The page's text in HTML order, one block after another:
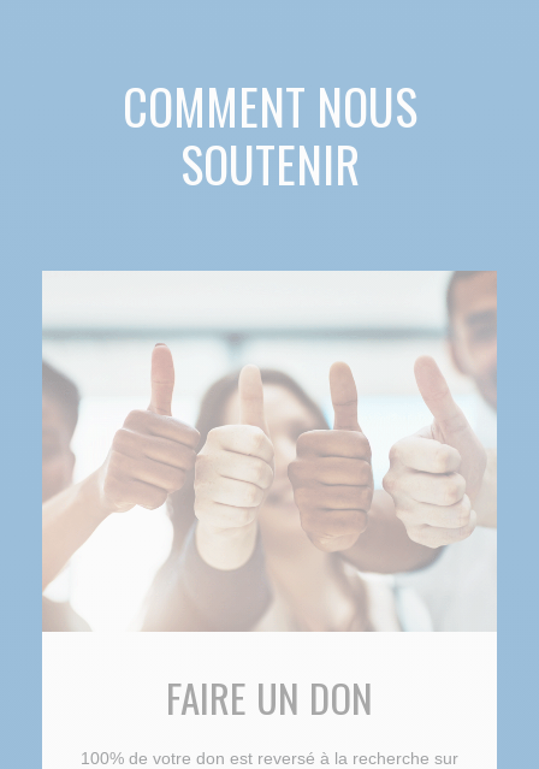
COMMENT NOUS
SOUTENIR
FAIRE UN DON
100% de votre don est reversé à la recherche sur